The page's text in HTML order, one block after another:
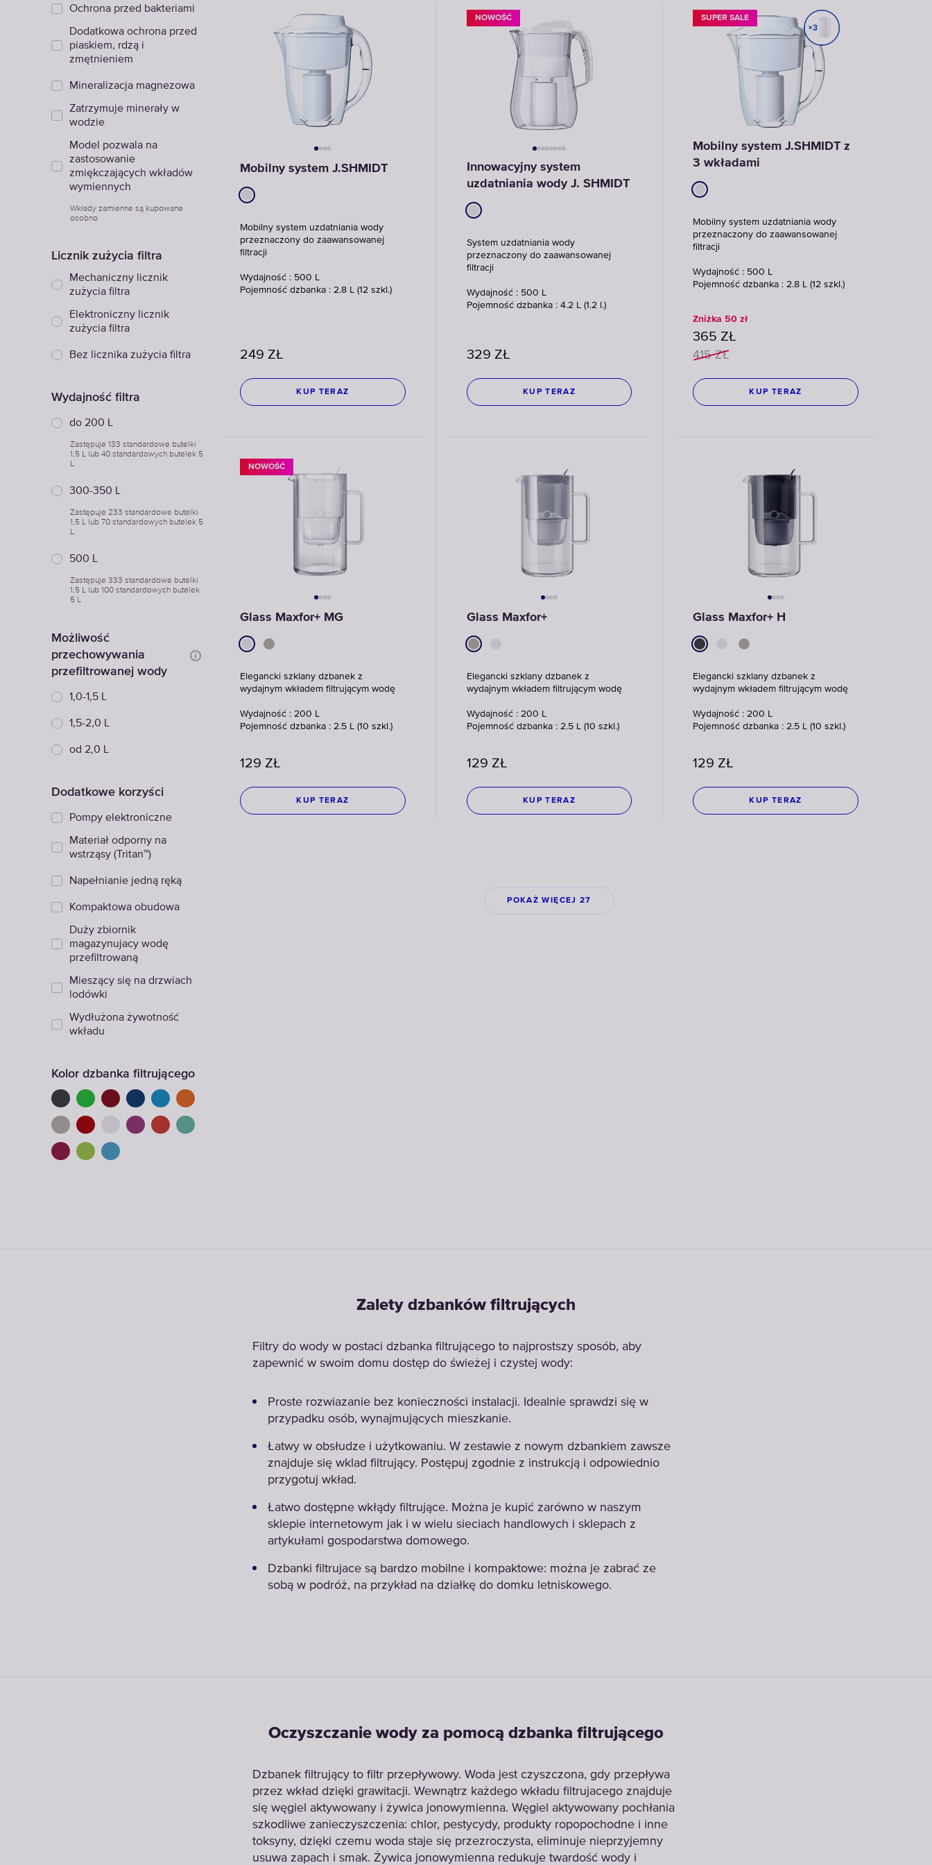
Ochrona przed bakteriami
Dodatkowa ochrona przed
piaskiem, rdzą i
zmętnieniem
Mineralizacja magnezowa
Zatrzymuje minerały w
wodzie
Model pozwala na
zastosowanie
zmiękczających wkładów
wymiennych
Wkłady zamienne są kupowane
osobno
Licznik zużycia filtra
Mechaniczny licznik
zużycia filtra
Elektroniczny licznik
zużycia filtra
Bez licznika zużycia filtra
Wydajność filtra
do 200 L
Zastępuje 133 standardowe butelki
1,5 L lub 40 standardowych butelek 5
L
300-350 L
Zastępuje 233 standardowe butelki
1,5 L lub 70 standardowych butelek 5
L
500 L
Zastępuje 333 standardowe butelki
1,5 L lub 100 standardowych butelek
5 L
Możliwość
przechowywania
przefiltrowanej wody
1,0-1,5 L
1,5-2,0 L
od 2,0 L
Dodatkowe korzyści
Pompy elektroniczne
Materiał odporny na
wstrząsy (Tritan™)
Napełnianie jedną ręką
Kompaktowa obudowa
Duży zbiornik
magazynujacy wodę
przefiltrowaną
Mieszący się na drzwiach
lodówki
Wydłużona żywotność
wkładu
Kolor dzbanka filtrującego
Mobilny system J.SHMIDT
Mobilny system uzdatniania wody
przeznaczony do zaawansowanej
filtracji
Wydajność : 500 L
Pojemność dzbanka : 2.8 L (12 szkl.)
249 ZŁ
KUP TERAZ
NOWOŚĆ
Innowacyjny system
uzdatniania wody J. SHMIDT
System uzdatniania wody
przeznaczony do zaawansowanej
filtracji
Wydajność : 500 L
Pojemność dzbanka : 4.2 L (1.2 l.)
329 ZŁ
KUP TERAZ
SUPER SALE
Mobilny system J.SHMIDT z
3 wkładami
Mobilny system uzdatniania wody
przeznaczony do zaawansowanej
filtracji
Wydajność : 500 L
Pojemność dzbanka : 2.8 L (12 szkl.)
Zniżka 50 zł
365 ZŁ
415 ZŁ
KUP TERAZ
NOWOŚĆ
Glass Maxfor+ MG
Elegancki szklany dzbanek z
wydajnym wkładem filtrującym wodę
Wydajność : 200 L
Pojemność dzbanka : 2.5 L (10 szkl.)
129 ZŁ
KUP TERAZ
Glass Maxfor+
Elegancki szklany dzbanek z
wydajnym wkładem filtrującym wodę
Wydajność : 200 L
Pojemność dzbanka : 2.5 L (10 szkl.)
129 ZŁ
KUP TERAZ
Glass Maxfor+ H
Elegancki szklany dzbanek z
wydajnym wkładem filtrującym wodę
Wydajność : 200 L
Pojemność dzbanka : 2.5 L (10 szkl.)
129 ZŁ
KUP TERAZ
POKAŻ WIĘCEJ 27
Zalety dzbanków filtrujących
Filtry do wody w postaci dzbanka filtrującego to najprostszy sposób, aby
zapewnić w swoim domu dostęp do świeżej i czystej wody:
Proste rozwiazanie bez konieczności instalacji. Idealnie sprawdzi się w
przypadku osób, wynajmujących mieszkanie.
Łatwy w obsłudze i użytkowaniu. W zestawie z nowym dzbankiem zawsze
znajduje się wklad filtrujący. Postępuj zgodnie z instrukcją i odpowiednio
przygotuj wkład.
Łatwo dostępne wkłądy filtrujące. Można je kupić zarówno w naszym
sklepie internetowym jak i w wielu sieciach handlowych i sklepach z
artykułami gospodarstwa domowego.
Dzbanki filtrujace są bardzo mobilne i kompaktowe: można je zabrać ze
sobą w podróż, na przykład na działkę do domku letniskowego.
Oczyszczanie wody za pomocą dzbanka filtrującego
Dzbanek filtrujący to filtr przepływowy. Woda jest czyszczona, gdy przepływa
przez wkład dzięki grawitacji. Wewnątrz każdego wkładu filtrujacego znajduje
się węgiel aktywowany i żywica jonowymienna. Węgiel aktywowany pochłania
szkodliwe zanieczyszczenia: chlor, pestycydy, produkty ropopochodne i inne
toksyny, dzięki czemu woda staje się przezroczysta, eliminuje nieprzyjemny
usuwa zapach i smak. Żywica jonowymienna redukuje twardość wody i